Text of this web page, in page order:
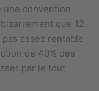
une convention
que 12
assez rentable
de 40% des
par le tout